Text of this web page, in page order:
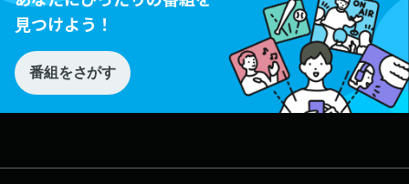
見つけよう！
番組をさがす